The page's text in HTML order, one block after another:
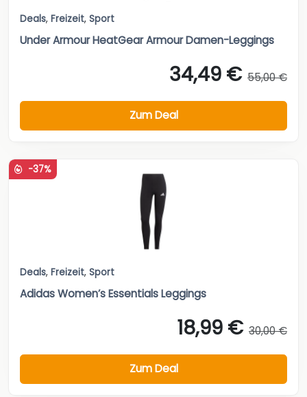
Deals, Freizeit, Sport
Under Armour HeatGear Armour Damen-Leggings
34,49 € 55,00 €
Zum Deal
-37%
Deals, Freizeit, Sport
Adidas Women’s Essentials Leggings
18,99 € 30,00 €
Zum Deal